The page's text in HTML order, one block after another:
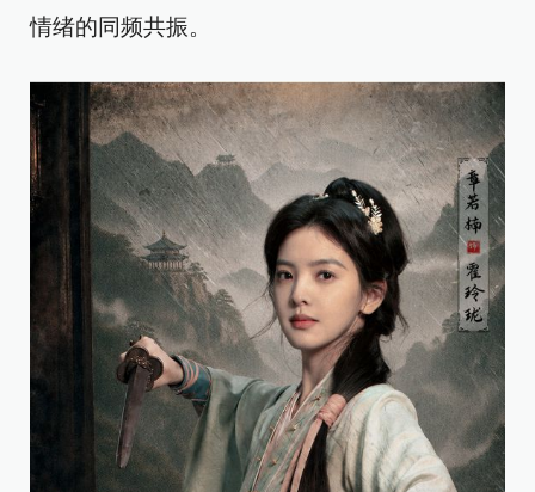
情绪的同频共振。